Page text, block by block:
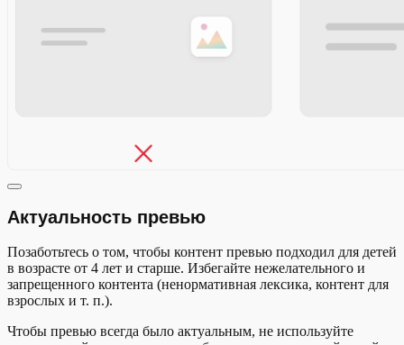
Актуальность превью
Позаботьтесь о том, чтобы контент превью подходил для детей
в возрасте от 4 лет и старше. Избегайте нежелательного и
запрещенного контента (ненормативная лексика, контент для
взрослых и т. п.).
Чтобы превью всегда было актуальным, не используйте